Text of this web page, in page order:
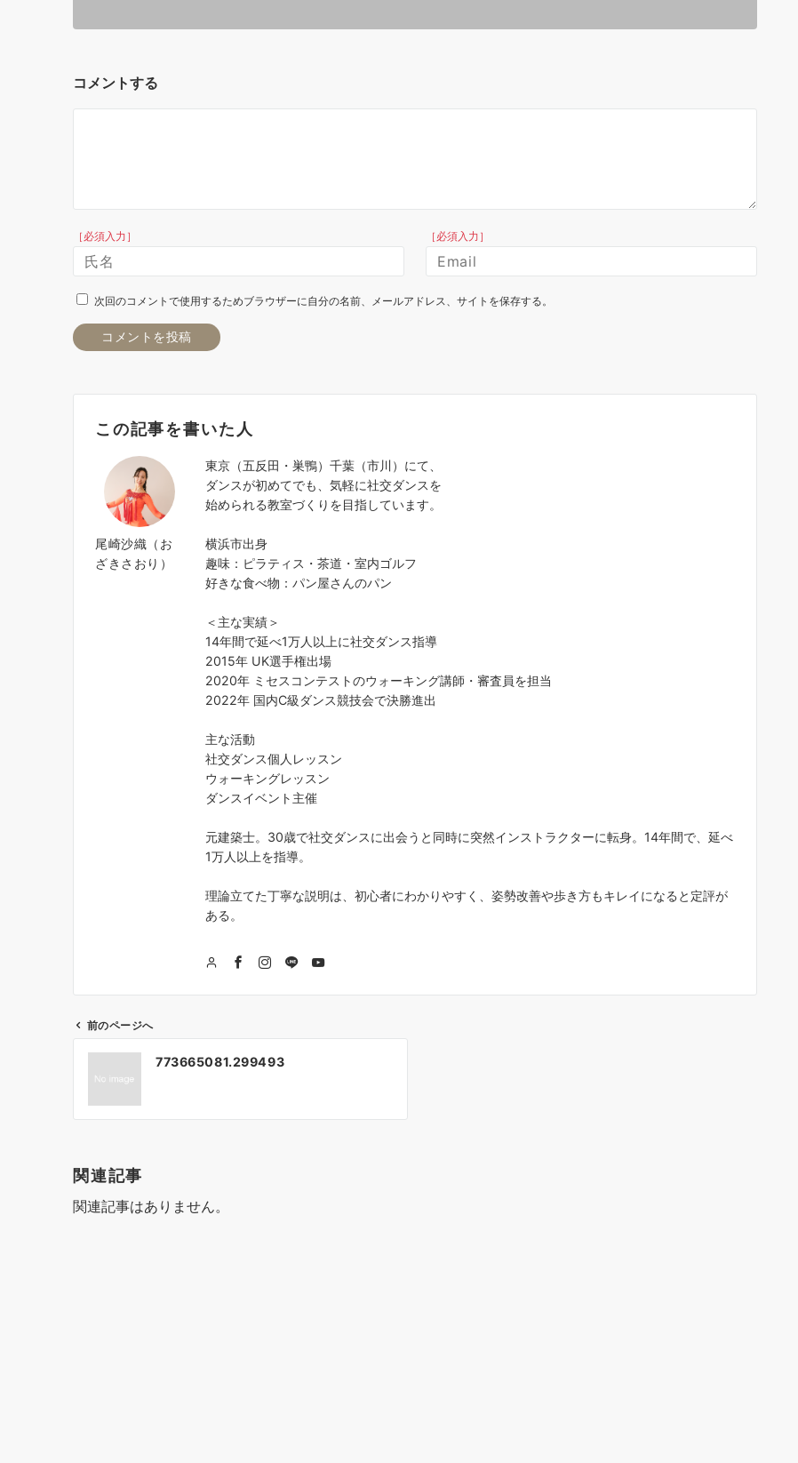
コメントする
［必須入力］ ［必須入力］
次回のコメントで使用するためブラウザーに自分の名前、メールアドレス、サイトを保存する。
この記事を書いた人
尾崎沙織（お
ざきさおり）
東京（五反田・巣鴨）千葉（市川）にて、
ダンスが初めてでも、気軽に社交ダンスを
始められる教室づくりを目指しています。
横浜市出身
趣味：ピラティス・茶道・室内ゴルフ
好きな食べ物：パン屋さんのパン
＜主な実績＞
14年間で延べ1万人以上に社交ダンス指導
2015年 UK選手権出場
2020年 ミセスコンテストのウォーキング講師・審査員を担当
2022年 国内C級ダンス競技会で決勝進出
主な活動
社交ダンス個人レッスン
ウォーキングレッスン
ダンスイベント主催
元建築士。30歳で社交ダンスに出会うと同時に突然インストラクターに転身。14年間で、延べ
1万人以上を指導。
理論立てた丁寧な説明は、初心者にわかりやすく、姿勢改善や歩き方もキレイになると定評が
ある。
投
ナ
ゲ
ー
前のページへ
773665081.299493
関連記事
関連記事はありません。
アメンバーの生徒さん達も気さくな方
齢と思ってましたが、社交ダンスの世